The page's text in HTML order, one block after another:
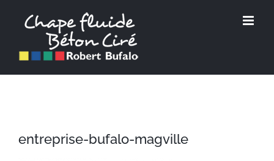
contenu
entreprise-bufalo-magville